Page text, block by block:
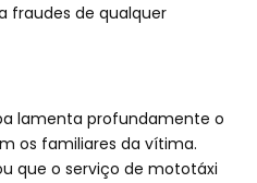
fraudes de qualquer
lamenta profundamente o
os familiares da vítima.
que o serviço de mototáxi